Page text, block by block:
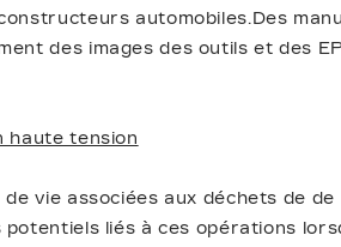
automobiles.Des
des images des outils et des
haute tension
vie associées aux déchets de
liés à ces opérations